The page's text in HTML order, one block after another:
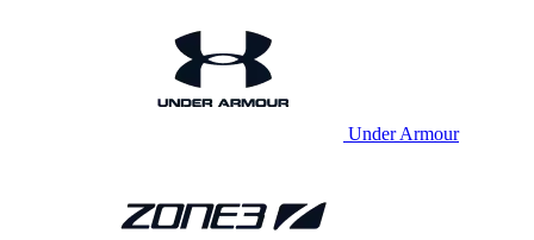
Under Armour